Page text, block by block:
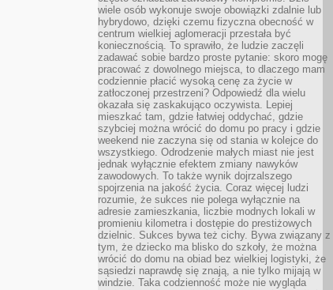
wiele osób wykonuje swoje obowiązki zdalnie lub
hybrydowo, dzięki czemu fizyczna obecność w
centrum wielkiej aglomeracji przestała być
koniecznością. To sprawiło, że ludzie zaczęli
zadawać sobie bardzo proste pytanie: skoro mogę
pracować z dowolnego miejsca, to dlaczego mam
codziennie płacić wysoką cenę za życie w
zatłoczonej przestrzeni? Odpowiedź dla wielu
okazała się zaskakująco oczywista. Lepiej
mieszkać tam, gdzie łatwiej oddychać, gdzie
szybciej można wrócić do domu po pracy i gdzie
weekend nie zaczyna się od stania w kolejce do
wszystkiego. Odrodzenie małych miast nie jest
jednak wyłącznie efektem zmiany nawyków
zawodowych. To także wynik dojrzalszego
spojrzenia na jakość życia. Coraz więcej ludzi
rozumie, że sukces nie polega wyłącznie na
adresie zamieszkania, liczbie modnych lokali w
promieniu kilometra i dostępie do prestiżowych
dzielnic. Sukces bywa też cichy. Bywa związany z
tym, że dziecko ma blisko do szkoły, że można
wrócić do domu na obiad bez wielkiej logistyki, że
sąsiedzi naprawdę się znają, a nie tylko mijają w
windzie. Taka codzienność może nie wygląda